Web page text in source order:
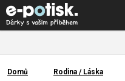
Přejít
na
obsah
Domů
Domů Rodina / Láska